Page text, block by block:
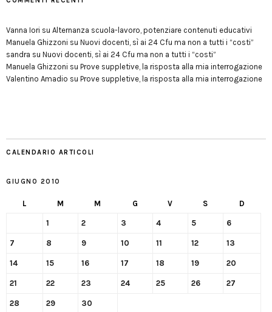
Vanna Iori su Alternanza scuola-lavoro, potenziare contenuti educativi
Manuela Ghizzoni su Nuovi docenti, sì ai 24 Cfu ma non a tutti i “costi”
sandra su Nuovi docenti, sì ai 24 Cfu ma non a tutti i “costi”
Manuela Ghizzoni su Prove suppletive, la risposta alla mia interrogazione
Valentino Amadio su Prove suppletive, la risposta alla mia interrogazione
CALENDARIO ARTICOLI
GIUGNO 2010
L M M G V S D
1 2 3 4 5 6
7 8 9 10 11 12 13
14 15 16 17 18 19 20
21 22 23 24 25 26 27
28 29 30